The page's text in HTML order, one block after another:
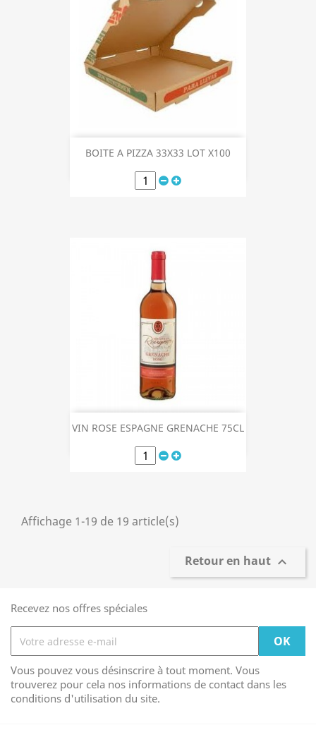
BOITE A PIZZA 33X33 LOT X100
VIN ROSE ESPAGNE GRENACHE 75CL
Affichage 1-19 de 19 article(s)
Retour en haut 
Recevez nos offres spéciales
Vous pouvez vous désinscrire à tout moment. Vous
trouverez pour cela nos informations de contact dans les
conditions d'utilisation du site.